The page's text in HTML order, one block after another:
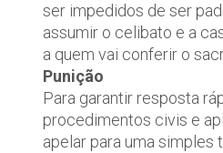
ser impedidos de ser
assumir o celibato e a
a quem vai conferir o
Punição
Para garantir resposta
procedimentos civis e
apelar para uma simples